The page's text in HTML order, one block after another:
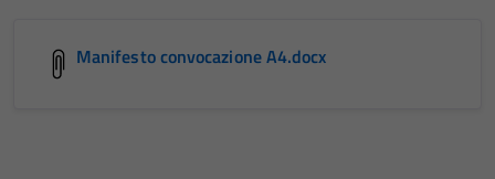
Manifesto convocazione A4.docx